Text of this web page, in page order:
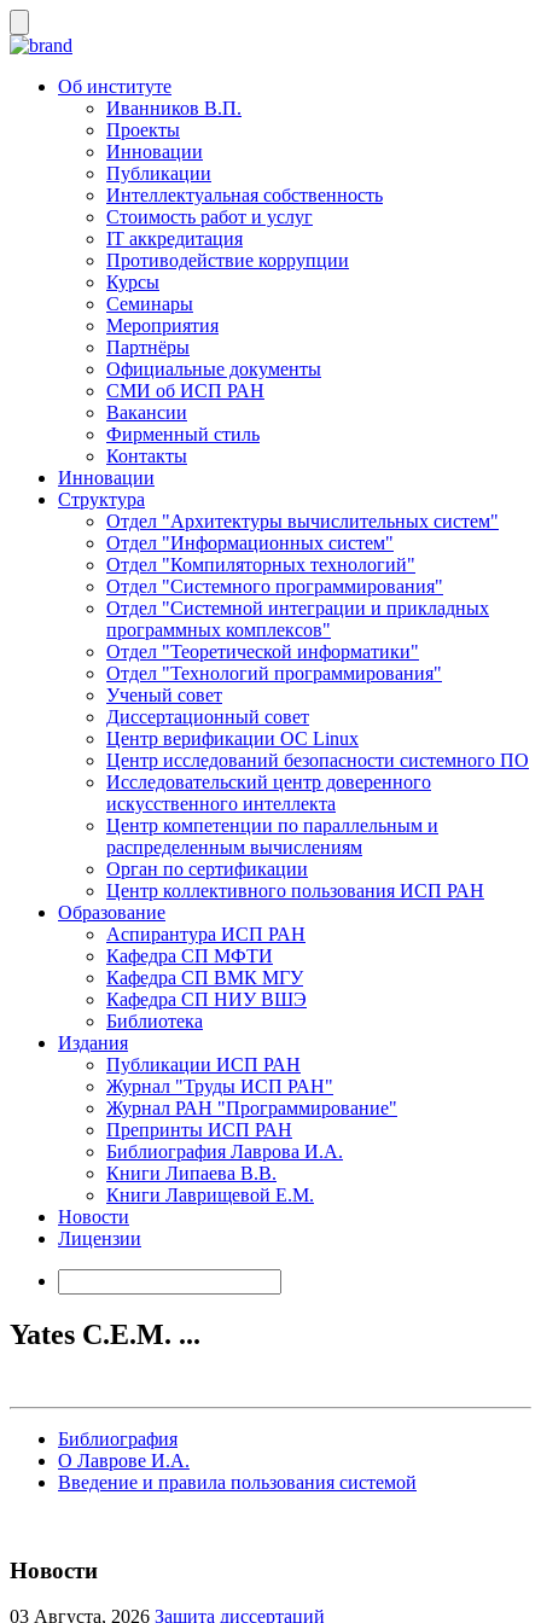
Об институте
Иванников В.П.
Проекты
Инновации
Публикации
Интеллектуальная собственность
Стоимость работ и услуг
IT аккредитация
Противодействие коррупции
Курсы
Семинары
Мероприятия
Партнёры
Официальные документы
СМИ об ИСП РАН
Вакансии
Фирменный стиль
Контакты
Инновации
Структура
Отдел "Архитектуры вычислительных систем"
Отдел "Информационных систем"
Отдел "Компиляторных технологий"
Отдел "Системного программирования"
Отдел "Системной интеграции и прикладных
программных комплексов"
Отдел "Теоретической информатики"
Отдел "Технологий программирования"
Ученый совет
Диссертационный совет
Центр верификации ОС Linux
Центр исследований безопасности системного ПО
Исследовательский центр доверенного
искусственного интеллекта
Центр компетенции по параллельным и
распределенным вычислениям
Орган по сертификации
Центр коллективного пользования ИСП РАН
Образование
Аспирантура ИСП РАН
Кафедра СП МФТИ
Кафедра СП ВМК МГУ
Кафедра СП НИУ ВШЭ
Библиотека
Издания
Публикации ИСП РАН
Журнал "Труды ИСП РАН"
Журнал РАН "Программирование"
Препринты ИСП РАН
Библиография Лаврова И.А.
Книги Липаева В.В.
Книги Лаврищевой Е.М.
Новости
Лицензии
Yates C.E.M. ...
Библиография
О Лаврове И.А.
Введение и правила пользования системой
Новости
03 Августа, 2026 Защита диссертаций